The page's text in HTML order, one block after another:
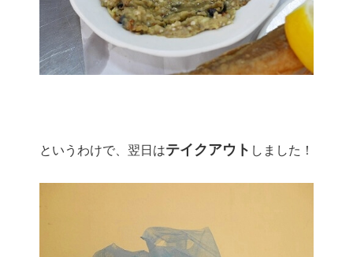
というわけで、翌日はテイクアウト しました！